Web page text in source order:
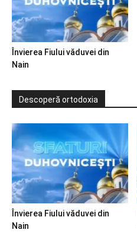
Învierea Fiului văduvei din
Nain
Descoperă ortodoxia
Învierea Fiului văduvei din
Nain